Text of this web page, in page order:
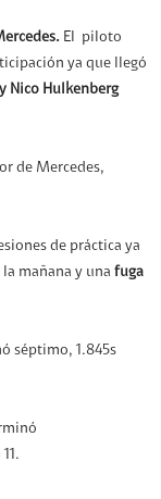
El piloto
ya que llegó
Nico Hulkenberg
de Mercedes,
de práctica ya
la mañana y una fuga
séptimo, 1.845s